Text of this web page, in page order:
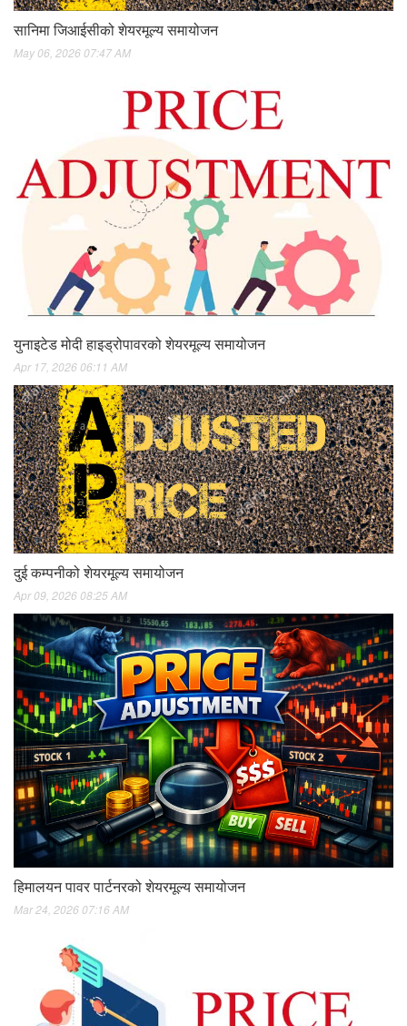
सानिमा जिआईसीको शेयरमूल्य समायोजन
May 06, 2026 07:47 AM
युनाइटेड मोदी हाइड्रोपावरको शेयरमूल्य समायोजन
Apr 17, 2026 06:11 AM
दुई कम्पनीको शेयरमूल्य समायोजन
Apr 09, 2026 08:25 AM
हिमालयन पावर पार्टनरको शेयरमूल्य समायोजन
Mar 24, 2026 07:16 AM